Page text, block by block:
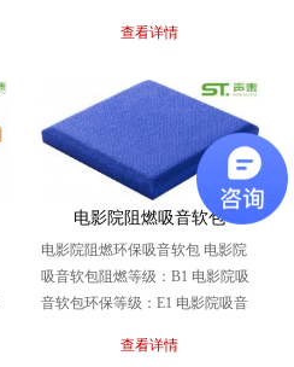
查看详情
电影院阻燃吸音软包
电影院阻燃环保吸音软包 电影院
吸音软包阻燃等级：B1 电影院吸
音软包环保等级：E1 电影院吸音
包专业品牌生产...
查看详情